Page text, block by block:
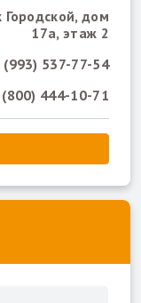
Городской, дом
17а, этаж 2
(993) 537-77-54
(800) 444-10-71